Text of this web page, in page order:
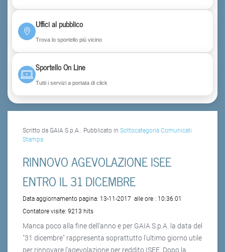
Uffici al pubblico
Trova lo sportello più vicino
Sportello On Line
Tutti i servizi a portata di click
Scritto da GAIA S.p.A.. Pubblicato in Sottocategoria Comunicati
Stampa
RINNOVO AGEVOLAZIONE ISEE
ENTRO IL 31 DICEMBRE
Data aggiornamento pagina: 13-11-2017 alle ore : 10:36:01
Contatore visite: 9213 hits
Manca poco alla fine dell'anno e per GAIA S.p.A. la data del
"31 dicembre" rappresenta soprattutto l'ultimo giorno utile
per rinnovare l'agevolazione per reddito ISEE. Dopo la